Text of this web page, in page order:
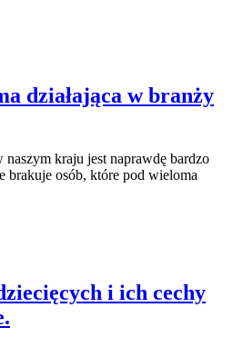
działająca w branży
kraju jest naprawdę bardzo
brakuje osób, które pod wieloma
i ich cechy